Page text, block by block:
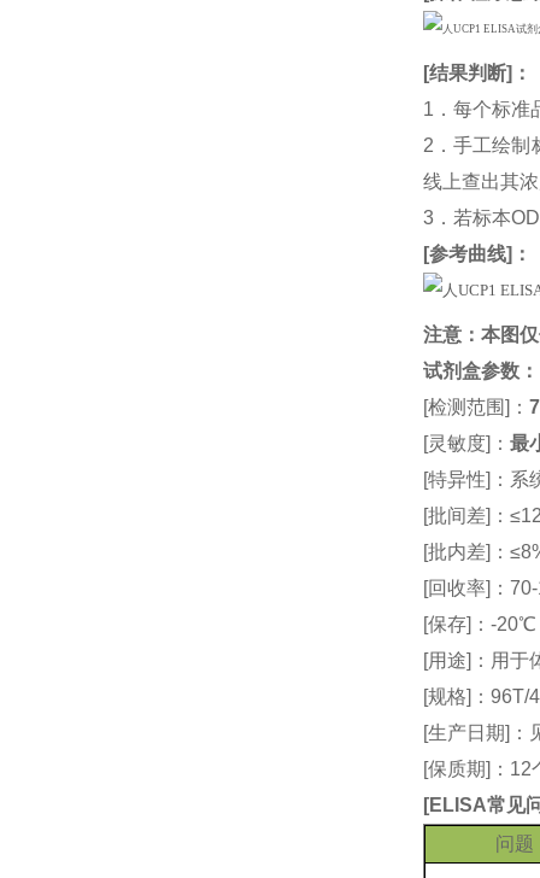
[结果判断]：
1．每个标准
2．手工绘制
线上查出其
3．若标本
[参考曲线]：
注意：本图
试剂盒参数 ：
[检测范围]：
[灵敏度]：最
[特异性]：系
[批间差]：
[批内差]：
[回收率]：
[保存]：-
[用途]：用于
[规格]：96T/
[生产日期]：
[保质期]：
[ELISA常见
问题